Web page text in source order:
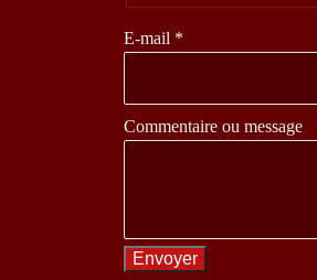
E-mail *
ou Nom
Commentaire ou message
Envoyer